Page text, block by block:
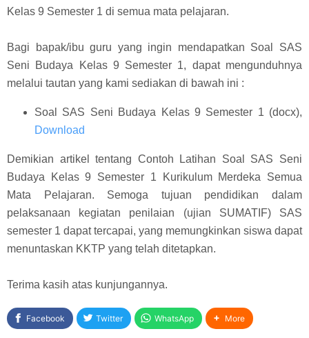
Kelas 9 Semester 1 di semua mata pelajaran.
Bagi bapak/ibu guru yang ingin mendapatkan Soal SAS
Seni Budaya Kelas 9 Semester 1, dapat mengunduhnya
melalui tautan yang kami sediakan di bawah ini :
Soal SAS Seni Budaya Kelas 9 Semester 1 (docx),
Download
Demikian artikel tentang Contoh Latihan Soal SAS Seni
Budaya Kelas 9 Semester 1 Kurikulum Merdeka Semua
Mata Pelajaran. Semoga tujuan pendidikan dalam
pelaksanaan kegiatan penilaian (ujian SUMATIF) SAS
semester 1 dapat tercapai, yang memungkinkan siswa dapat
menuntaskan KKTP yang telah ditetapkan.
Terima kasih atas kunjungannya.
Facebook Twitter WhatsApp More